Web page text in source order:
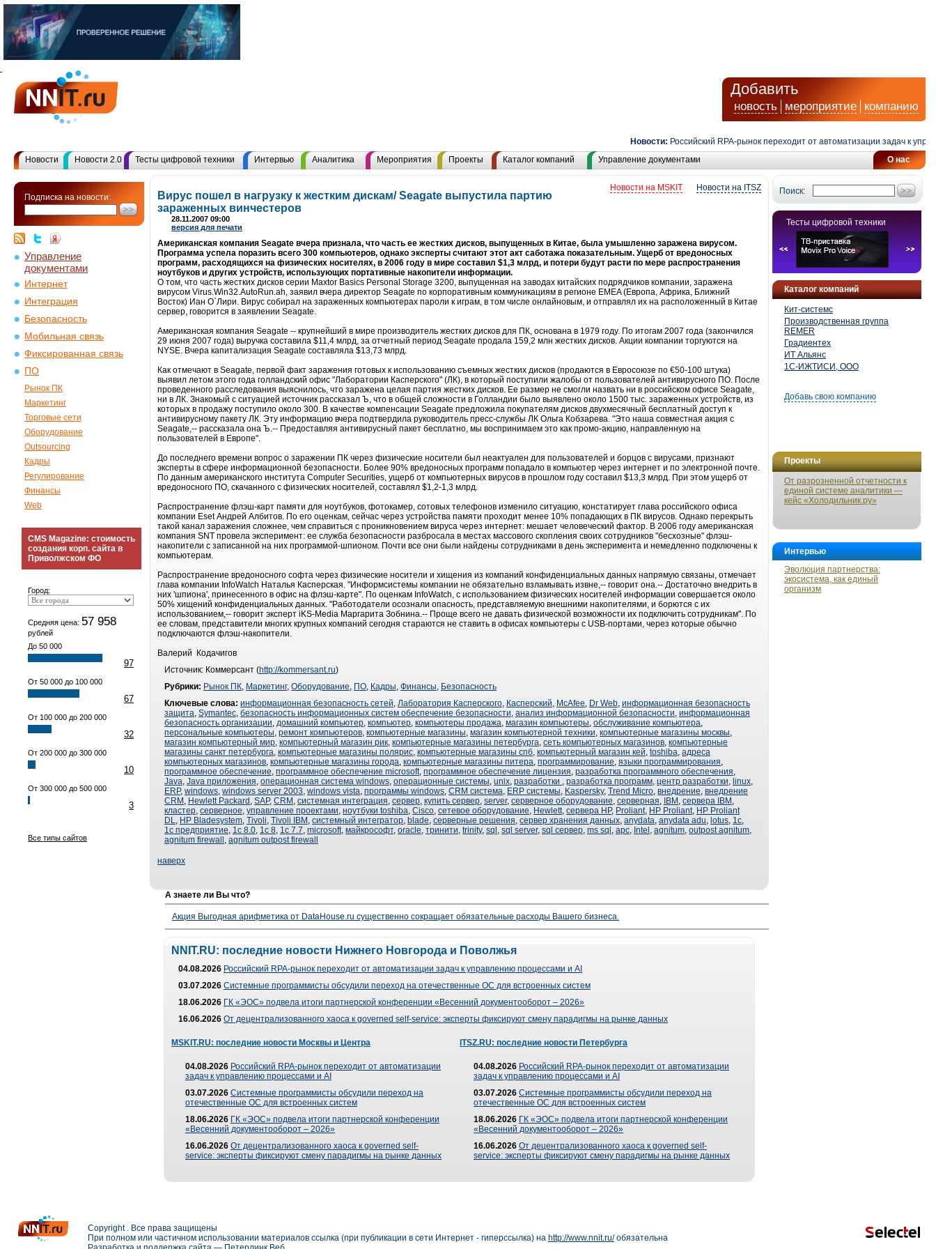
Добавить
новость мероприятие компанию
Новости: Российский RPA-рынок переходит от автоматизации задач к
О нас
Новости Новости 2.0 Тесты цифровой техники Интервью Аналитика Мероприятия Проекты Каталог компаний Управление документами
Подписка на новости:
Управление
документами
Интернет
Интеграция
Безопасность
Мобильная связь
Фиксированная связь
ПО
Рынок ПК
Маркетинг
Торговые сети
Оборудование
Outsourcing
Кадры
Регулирование
Финансы
Web
CMS Magazine: стоимость
создания корп. сайта в
Приволжском ФО
Город:
Средняя цена: 57 958
рублей
До 50 000
97
От 50 000 до 100 000
67
От 100 000 до 200 000
32
От 200 000 до 300 000
10
От 300 000 до 500 000
3
Все типы сайтов
Поиск:
Тесты цифровой техники
Каталог компаний
Кит-системс
Производственная группа
REMER
Градиентех
ИТ Альянс
1С-ИЖТИСИ, ООО
Добавь свою компанию
Проекты
От разрозненной отчетности к
единой системе аналитики —
кейс «Холодильник.ру»
Интервью
Эволюция партнерства:
экосистема, как единый
организм
Новости на ITSZ
Новости на MSKIT
Вирус пошел в нагрузку к жестким дискам/ Seagate выпустила партию
зараженных винчестеров
28.11.2007 09:00
версия для печати
Американская компания Seagate вчера признала, что часть ее жестких дисков, выпущенных в Китае, была умышленно заражена вирусом.
Программа успела поразить всего 300 компьютеров, однако эксперты считают этот акт саботажа показательным. Ущерб от вредоносных
программ, расходящихся на физических носителях, в 2006 году в мире составил $1,3 млрд, и потери будут расти по мере распространения
ноутбуков и других устройств, использующих портативные накопители информации.
О том, что часть жестких дисков серии Maxtor Basics Personal Storage 3200, выпущенная на заводах китайских подрядчиков компании, заражена
вирусом Virus.Win32.AutoRun.ah, заявил вчера директор Seagate по корпоративным коммуникациям в регионе EMEA (Европа, Африка, Ближний
Восток) Иан О`Лири. Вирус собирал на зараженных компьютерах пароли к играм, в том числе онлайновым, и отправлял их на расположенный в Китае
сервер, говорится в заявлении Seagate.
Американская компания Seagate -- крупнейший в мире производитель жестких дисков для ПК, основана в 1979 году. По итогам 2007 года (закончился
29 июня 2007 года) выручка составила $11,4 млрд, за отчетный период Seagate продала 159,2 млн жестких дисков. Акции компании торгуются на
NYSE. Вчера капитализация Seagate составляла $13,73 млрд.
Как отмечают в Seagate, первой факт заражения готовых к использованию съемных жестких дисков (продаются в Евросоюзе по €50-100 штука)
выявил летом этого года голландский офис "Лаборатории Касперского" (ЛК), в который поступили жалобы от пользователей антивирусного ПО. После
проведенного расследования выяснилось, что заражена целая партия жестких дисков. Ее размер не смогли назвать ни в российском офисе Seagate,
ни в ЛК. Знакомый с ситуацией источник рассказал Ъ, что в общей сложности в Голландии было выявлено около 1500 тыс. зараженных устройств, из
которых в продажу поступило около 300. В качестве компенсации Seagate предложила покупателям дисков двухмесячный бесплатный доступ к
антивирусному пакету ЛК. Эту информацию вчера подтвердила руководитель пресс-службы ЛК Ольга Кобзарева. "Это наша совместная акция с
Seagate,-- рассказала она Ъ.-- Предоставляя антивирусный пакет бесплатно, мы воспринимаем это как промо-акцию, направленную на
пользователей в Европе".
До последнего времени вопрос о заражении ПК через физические носители был неактуален для пользователей и борцов с вирусами, признают
эксперты в сфере информационной безопасности. Более 90% вредоносных программ попадало в компьютер через интернет и по электронной почте.
По данным американского института Computer Securities, ущерб от компьютерных вирусов в прошлом году составил $13,3 млрд. При этом ущерб от
вредоносного ПО, скачанного с физических носителей, составлял $1,2-1,3 млрд.
Распространение флэш-карт памяти для ноутбуков, фотокамер, сотовых телефонов изменило ситуацию, констатирует глава российского офиса
компании Eset Андрей Албитов. По его оценкам, сейчас через устройства памяти проходит менее 10% попадающих в ПК вирусов. Однако перекрыть
такой канал заражения сложнее, чем справиться с проникновением вируса через интернет: мешает человеческий фактор. В 2006 году американская
компания SNT провела эксперимент: ее служба безопасности разбросала в местах массового скопления своих сотрудников "бесхозные" флэш-
накопители с записанной на них программой-шпионом. Почти все они были найдены сотрудниками в день эксперимента и немедленно подключены к
компьютерам.
Распространение вредоносного софта через физические носители и хищения из компаний конфиденциальных данных напрямую связаны, отмечает
глава компании InfoWatch Наталья Касперская. "Информсистемы компании не обязательно взламывать извне,-- говорит она.-- Достаточно внедрить в
них 'шпиона', принесенного в офис на флэш-карте". По оценкам InfoWatch, с использованием физических носителей информации совершается около
50% хищений конфиденциальных данных. "Работодатели осознали опасность, представляемую внешними накопителями, и борются с их
использованием,-- говорит эксперт iKS-Media Маргарита Зобнина.-- Проще всего не давать физической возможности их подключить сотрудникам". По
ее словам, представители многих крупных компаний сегодня стараются не ставить в офисах компьютеры с USB-портами, через которые обычно
подключаются флэш-накопители.
Валерий Кодачигов
Источник: Коммерсант (http://kommersant.ru)
Рубрики: Рынок ПК, Маркетинг, Оборудование, ПО, Кадры, Финансы, Безопасность
Ключевые слова: информационная безопасность сетей, Лаборатория Касперского, Касперский, McAfee, Dr Web, информационная безопасность
защита, Symantec, безопасность информационных систем обеспечение безопасности, анализ информационной безопасности, информационная
безопасность организации, домашний компьютер, компьютер, компьютеры продажа, магазин компьютеры, обслуживание компьютера,
персональные компьютеры, ремонт компьютеров, компьютерные магазины, магазин компьютерной техники, компьютерные магазины москвы,
магазин компьютерный мир, компьютерный магазин рик, компьютерные магазины петербурга, сеть компьютерных магазинов, компьютерные
магазины санкт петербурга, компьютерные магазины полярис, компьютерные магазины спб, компьютерный магазин кей, toshiba, адреса
компьютерных магазинов, компьютерные магазины города, компьютерные магазины питера, программирование, языки программирования,
программное обеспечение, программное обеспечение microsoft, программное обеспечение лицензия, разработка программного обеспечения,
Java, Java приложения, операционная система windows, операционные системы, unix, разработки , разработка программ, центр разработки, linux,
ERP, windows, windows server 2003, windows vista, программы windows, CRM система, ERP системы, Kaspersky, Trend Micro, внедрение, внедрение
CRM , Hewlett Packard , SAP, CRM , системная интеграция, сервер, купить сервер, server, серверное оборудование, серверная, IBM , сервера IBM ,
кластер, серверное, управление проектами, ноутбуки toshiba, Cisco, сетевое оборудование, Hewlett, сервера HP, Proliant, HP Proliant, HP Proliant
DL, HP Bladesystem, Tivoli, Tivoli IBM , системный интегратор, blade, серверные решения, сервер хранения данных, anydata, anydata adu, lotus, 1с,
1с предприятие, 1с 8.0, 1с 8, 1с 7.7, microsoft, майкрософт, oracle, тринити, trinity, sql , sql server, sql сервер, ms sql , apc, Intel , agnitum, outpost agnitum,
agnitum firewall , agnitum outpost firewall
наверх
А знаете ли Вы что?
Акция Выгодная арифметика от DataHouse.ru существенно сокращает обязательные расходы Вашего бизнеса.
NNIT.RU: последние новости Нижнего Новгорода и Поволжья
04.08.2026 Российский RPA-рынок переходит от автоматизации задач к управлению процессами и AI
03.07.2026 Системные программисты обсудили переход на отечественные ОС для встроенных систем
18.06.2026 ГК «ЭОС» подвела итоги партнерской конференции «Весенний документооборот – 2026»
16.06.2026 От децентрализованного хаоса к governed self-service: эксперты фиксируют смену парадигмы на рынке данных
MSKIT.RU: последние новости Москвы и Центра
04.08.2026 Российский RPA-рынок переходит от автоматизации
задач к управлению процессами и AI
03.07.2026 Системные программисты обсудили переход на
отечественные ОС для встроенных систем
18.06.2026 ГК «ЭОС» подвела итоги партнерской конференции
«Весенний документооборот – 2026»
16.06.2026 От децентрализованного хаоса к governed self-
service: эксперты фиксируют смену парадигмы на рынке данных
ITSZ.RU: последние новости Петербурга
04.08.2026 Российский RPA-рынок переходит от автоматизации
задач к управлению процессами и AI
03.07.2026 Системные программисты обсудили переход на
отечественные ОС для встроенных систем
18.06.2026 ГК «ЭОС» подвела итоги партнерской конференции
«Весенний документооборот – 2026»
16.06.2026 От децентрализованного хаоса к governed self-
service: эксперты фиксируют смену парадигмы на рынке данных
Copyright . Все права защищены
При полном или частичном использовании материалов ссылка (при публикации в сети Интернет - гиперссылка) на http://www.nnit.ru/обязательна